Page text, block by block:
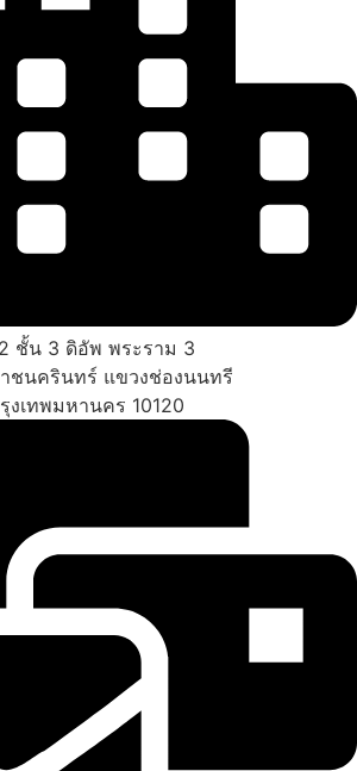
ชั้น 3 ดิอัพ พระราม 3
ชนครินทร์ แขวงช่องนนทรี
งเทพมหานคร 10120